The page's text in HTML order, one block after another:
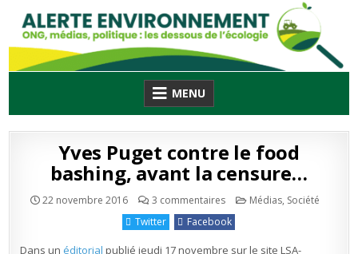
content
MENU
Yves Puget contre le food
bashing, avant la censure…
22 novembre 2016 3 commentairessur
Puget
contre
food
Publié
Médias, Société
Twitter
Facebook
Dans un éditorial publié jeudi 17 novembre sur le site LSA-